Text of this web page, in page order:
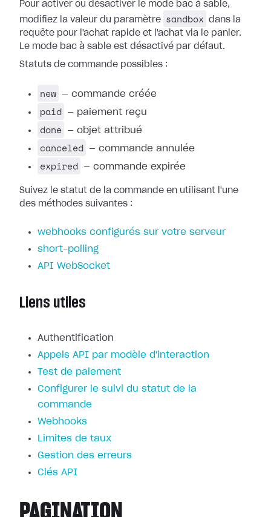
Pour activer ou désactiver le mode bac à sable,
modifiez la valeur du paramètre
sandbox
dans la
requête pour l'achat rapide et l'achat via le panier.
Le mode bac à sable est désactivé par défaut.
Statuts de commande possibles :
new — commande créée
paid — paiement reçu
done — objet attribué
canceled — commande annulée
expired — commande expirée
Suivez le statut de la commande en utilisant l'une
des méthodes suivantes :
webhooks configurés sur votre serveur
short-polling
API WebSocket
Liens utiles
Authentification
Appels API par modèle d'interaction
Test de paiement
Configurer le suivi du statut de la
commande
Webhooks
Limites de taux
Gestion des erreurs
Clés API
PAGINATION